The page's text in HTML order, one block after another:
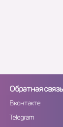
Обратная связь
Вконтакте
Telegram